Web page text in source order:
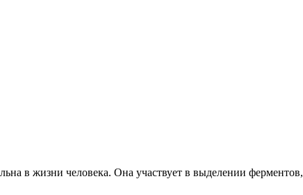
в жизни человека. Она участвует в выделении